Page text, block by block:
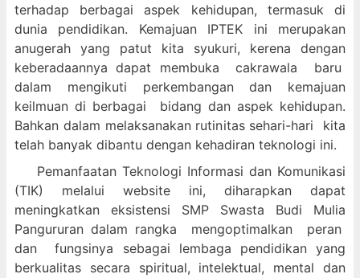
terhadap berbagai aspek kehidupan, termasuk di
dunia pendidikan. Kemajuan IPTEK ini merupakan
anugerah yang patut kita syukuri, kerena dengan
keberadaannya dapat membuka cakrawala baru
dalam mengikuti perkembangan dan kemajuan
keilmuan di berbagai bidang dan aspek kehidupan.
Bahkan dalam melaksanakan rutinitas sehari-hari kita
telah banyak dibantu dengan kehadiran teknologi ini.
Pemanfaatan Teknologi Informasi dan Komunikasi
(TIK) melalui website ini, diharapkan dapat
meningkatkan eksistensi SMP Swasta Budi Mulia
Pangururan dalam rangka mengoptimalkan peran
dan fungsinya sebagai lembaga pendidikan yang
berkualitas secara spiritual, intelektual, mental dan